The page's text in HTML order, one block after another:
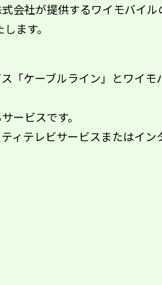
会社が提供するワイモバイ
ます。
「ケーブルライン」とワイ
ービスです。
テレビサービスまたはイン